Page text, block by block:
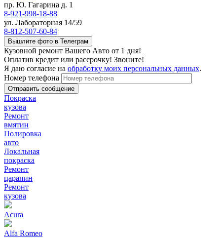
пр. Ю. Гагарина д. 1
8-921-998-18-88
ул. Лабораторная 14/59
8-812-507-60-84
Вышлите фото в Телеграм
Кузовной ремонт Вашего Авто от 1 дня!
Оплатив кредит или рассрочку! Звоните!
Я даю согласие на обработку моих персональных данных.
Номер телефона
Покраска
кузова
Ремонт
вмятин
Полировка
авто
Локальная
покраска
Ремонт
царапин
Ремонт
кузова
Acura
Alfa Romeo